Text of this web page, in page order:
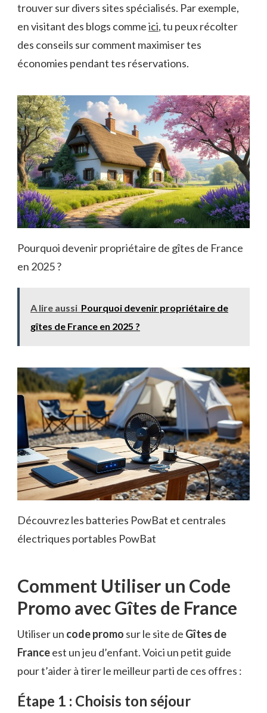
trouver sur divers sites spécialisés. Par exemple,
en visitant des blogs commeici, tu peux récolter
des conseils sur comment maximiser tes
économies pendant tes réservations.
Pourquoi devenir propriétaire de gîtes de France
en 2025 ?
A lire aussi Pourquoi devenir propriétaire de
gîtes de France en 2025 ?
Découvrez les batteries PowBat et centrales
électriques portables PowBat
Comment Utiliser un Code
Promo avec Gîtes de France
Utiliser un code promo sur le site de Gîtes de
Franceest un jeu d’enfant. Voici un petit guide
pour t’aider à tirer le meilleur parti de ces offres :
Étape 1 : Choisis ton séjour